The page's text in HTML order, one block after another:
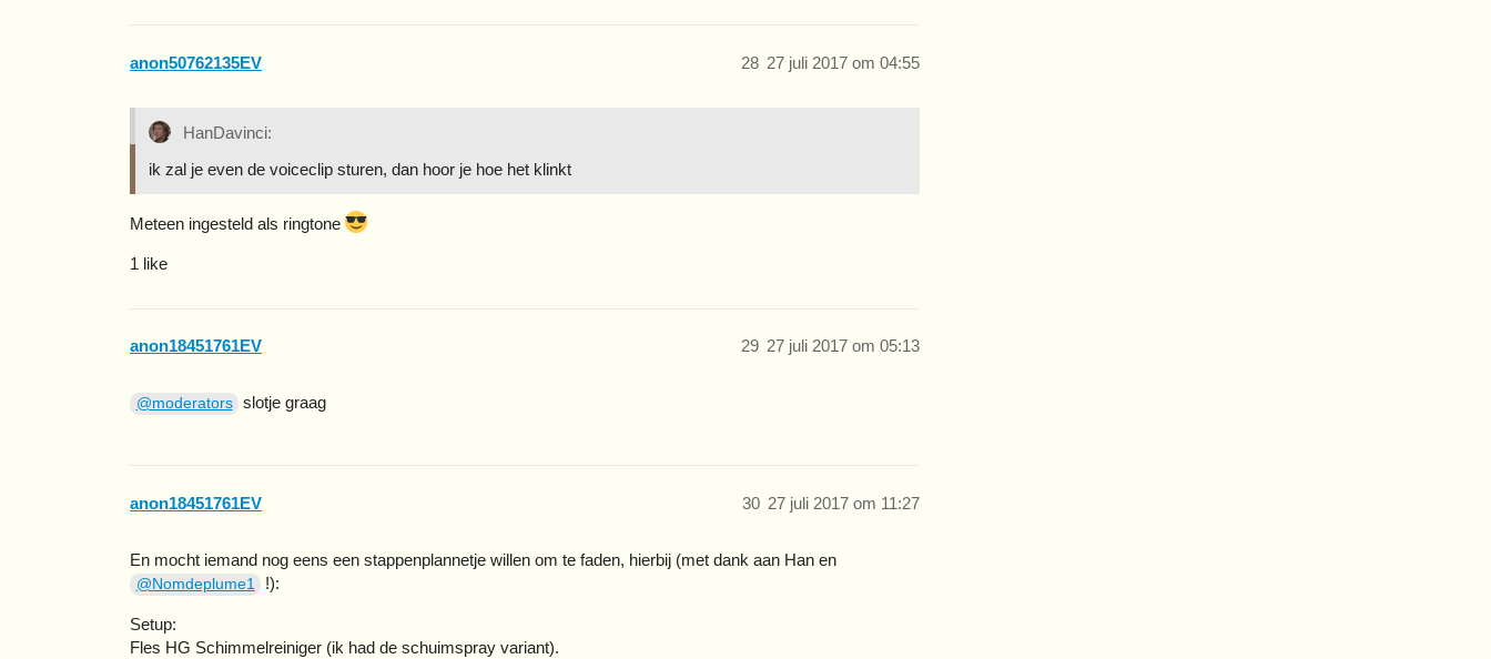
anon50762135EV 27 juli 2017 om 04:55
28
HanDavinci:
ik zal je even de voiceclip sturen, dan hoor je hoe het klinkt
Meteen ingesteld als ringtone
1 like
anon18451761EV 27 juli 2017 om 05:13
29
@moderators slotje graag
anon18451761EV 27 juli 2017 om 11:27
30
En mocht iemand nog eens een stappenplannetje willen om te faden, hierbij (met dank aan Han en
@Nomdeplume1 !):
Setup:
Fles HG Schimmelreiniger (ik had de schuimspray variant).